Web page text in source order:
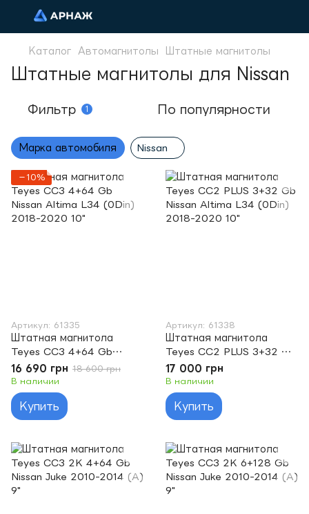
Каталог Автомагнитолы Штатные магнитолы
Штатные магнитолы для Nissan
Фильтр 1 По популярности
Марка автомобиля Nissan
−10%
Артикул: 61335
Штатная магнитола
Teyes CC3 4+64 Gb
Nissan Altima L34 (0Din)
2018-2020 10"
16 690 грн 18 600 грн
В наличии
Купить
Артикул: 61338
Штатная магнитола
Teyes CC2 PLUS 3+32 Gb
Nissan Altima L34 (0Din)
2018-2020 10"
17 000 грн
В наличии
Купить